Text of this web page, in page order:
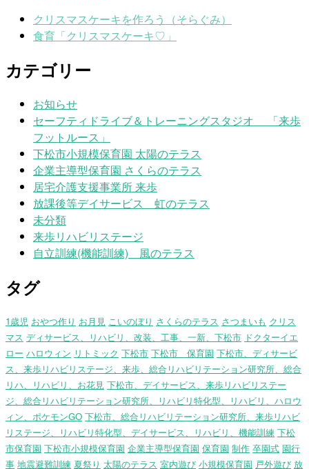
クリスマスケーキを作ろう（そらぐみ）
食育「クリスマスケーキ♡」
カテゴリー
お知らせ
セーフティドライブ＆トレーニングスタジオ 「来歩
フットルース」
下松市小規模保育園 太陽のテラス
企業主導型保育園 さくらのテラス
居宅介護支援事業所 来歩
放課後等デイサービス 虹のテラス
未分類
来歩リハビリステージ
自立訓練(機能訓練) 風のテラス
タグ
1歳児 おやつ作り お月見 こいのぼり さくらのテラス さつまいも クリス
マス ディサービス、リハビリ、改装、工事、一新、下松市 ドクターイエ
ロー ハロウィン リトミック 下松市 下松市 保育園 下松市、ディサービ
ス、来歩リハビリステージ、来歩、総合リハビリテーション研究所、総合
リハ、リハビリ、お花見 下松市、デイサービス、来歩リハビリステー
ジ、総合リハビリテーション研究所、リハビリ特化型、リハビリ、ハロウ
ィン、ポケモンGO 下松市、総合リハビリテーション研究所、来歩リハビ
リステージ、リハビリ特化型、デイサービス、リハビリ、機能訓練 下松
市保育園 下松市小規模保育園 企業主導型保育園 保育園 制作 卒園式 園行
事 地震避難訓練 夏祭り 太陽のテラス 室内遊び 小規模保育園 戸外遊び 放